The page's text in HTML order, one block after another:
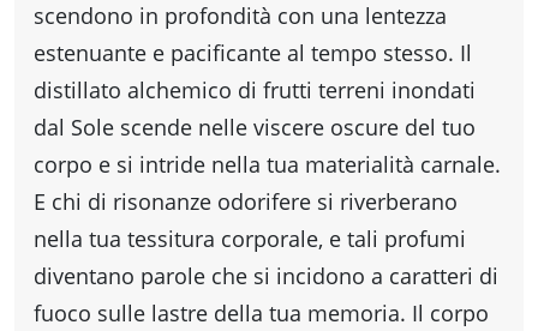
Percorsi
storici
Enogastronomia
Informazioni
scendono in profondità con una lentezza
estenuante e pacificante al tempo stesso. Il
distillato alchemico di frutti terreni inondati
dal Sole scende nelle viscere oscure del tuo
corpo e si intride nella tua materialità carnale.
E chi di risonanze odorifere si riverberano
nella tua tessitura corporale, e tali profumi
diventano parole che si incidono a caratteri di
fuoco sulle lastre della tua memoria. Il corpo